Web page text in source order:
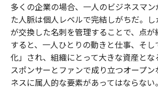
多くの企業の場合、一人のビジネスマ
た人脈は個人レベルで完結しがちだ。
が交換した名刺を管理することで、点が
すると、一人ひとりの動きと仕事、そ
化」され、組織にとって大きな資産とな
スポンサーとファンで成り立つオープ
ネスに属人的な要素があってはならない。